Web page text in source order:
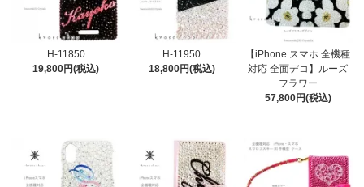
H-11850
19,800円(税込)
H-11950
18,800円(税込)
【iPhone スマホ 全機種
対応 全面デコ】ルーズ
フラワー
57,800円(税込)